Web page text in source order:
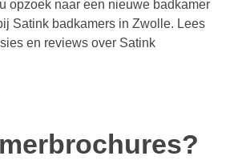
opzoek naar een nieuwe badkamer
Satink badkamers in Zwolle. Lees
en reviews over Satink